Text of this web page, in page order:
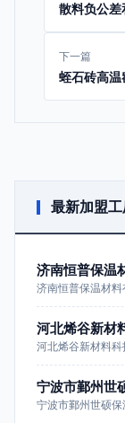
散料负公
下一篇
蛭石砖高
最新加盟
济南恒普保温
济南恒普保温材
河北烯谷新材
河北烯谷新材料
宁波市鄞州世
宁波市鄞州世硕